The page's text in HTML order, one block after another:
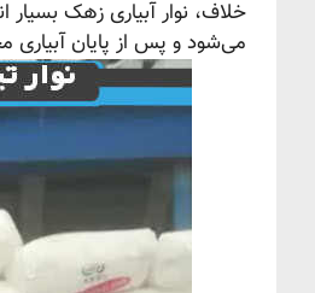
خلاف، نوار آبیاری زهک
می‌شود و پس از پایان